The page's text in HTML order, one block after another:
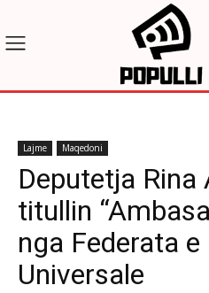
Lajme Maqedoni
Deputetja Rina
titullin
nga Federata e
Universale